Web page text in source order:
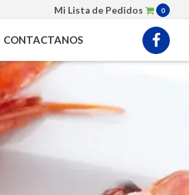
Mi Lista de Pedidos 0
CONTACTANOS